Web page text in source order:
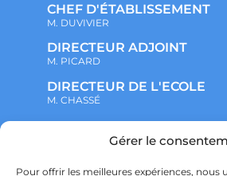
Gérer le
Pour offrir les meilleures expériences, nous
CHEF D'ÉTABLISSEMENT
M. DUVIVIER
DIRECTEUR ADJOINT
M. PICARD
DIRECTEUR DE L'ECOLE
M. CHASSÉ
NOTRE ENSEMBLE
ADMINISTRATIF